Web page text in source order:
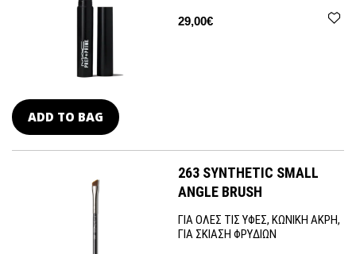
29,00€
ADD TO BAG
263 SYNTHETIC SMALL
ANGLE BRUSH
ΓΙΑ ΟΛΕΣ ΤΙΣ ΥΦΕΣ, ΚΩΝΙΚΗ ΑΚΡΗ,
ΓΙΑ ΣΚΙΑΣΗ ΦΡΥΔΙΩΝ